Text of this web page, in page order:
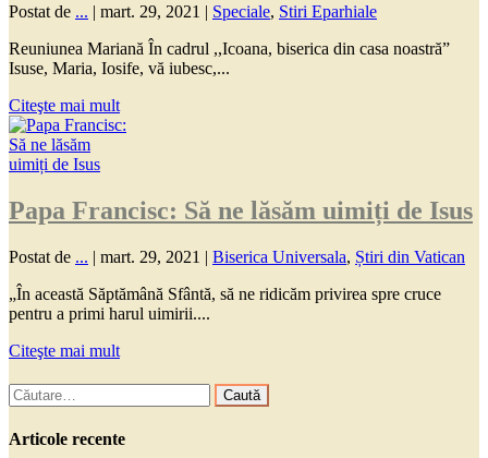
Postat de ... | mart. 29, 2021 | Speciale, Stiri Eparhiale
Reuniunea Mariană În cadrul ,,Icoana, biserica din casa noastră”
Isuse, Maria, Iosife, vă iubesc,...
Citeşte mai mult
Papa Francisc: Să ne lăsăm uimiți de Isus
Postat de ... | mart. 29, 2021 | Biserica Universala, Știri din Vatican
„În această Săptămână Sfântă, să ne ridicăm privirea spre cruce
pentru a primi harul uimirii....
Citeşte mai mult
Caută
după:
Articole recente